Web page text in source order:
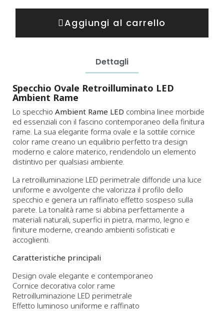
Aggiungi al carrello
Dettagli
Specchio Ovale Retroilluminato LED
Ambient Rame
Lo specchio Ambient Rame LED combina linee morbide
ed essenziali con il fascino contemporaneo della finitura
rame. La sua elegante forma ovale e la sottile cornice
color rame creano un equilibrio perfetto tra design
moderno e calore materico, rendendolo un elemento
distintivo per qualsiasi ambiente.
La retroilluminazione LED perimetrale diffonde una luce
uniforme e avvolgente che valorizza il profilo dello
specchio e genera un raffinato effetto sospeso sulla
parete. La tonalità rame si abbina perfettamente a
materiali naturali, superfici in pietra, marmo, legno e
finiture moderne, creando ambienti sofisticati e
accoglienti.
Caratteristiche principali
Design ovale elegante e contemporaneo
Cornice decorativa color rame
Retroilluminazione LED perimetrale
Effetto luminoso uniforme e raffinato